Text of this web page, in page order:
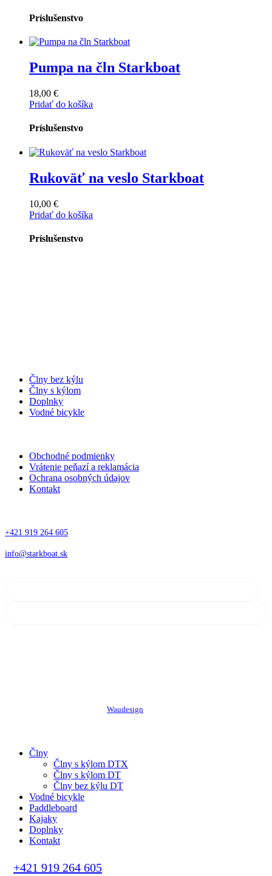
Príslušenstvo
Pumpa na čln Starkboat
18,00 €
Pridať do košíka
Príslušenstvo
Rukoväť na veslo Starkboat
10,00 €
Pridať do košíka
Príslušenstvo
Člny bez kýlu
Člny s kýlom
Doplnky
Vodné bicykle
Obchodné podmienky
Vrátenie peňazí a reklamácia
Ochrana osobných údajov
Kontakt
+421 919 264 605
info@starkboat.sk
Waudesign
Close
Člny
Člny s kýlom DTX
Člny s kýlom DT
Člny bez kýlu DT
Vodné bicykle
Paddleboard
Kajaky
Doplnky
Kontakt
+421 919 264 605